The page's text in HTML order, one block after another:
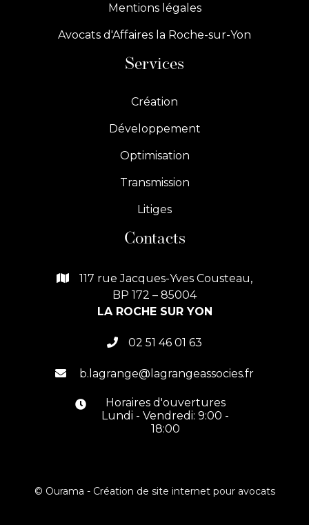
Mentions légales
Avocats d'Affaires la Roche-sur-Yon
Services
Création
Développement
Optimisation
Transmission
Litiges
Contacts

117 rue Jacques-Yves Cousteau,
BP 172 – 85004
LA ROCHE SUR YON
 02 51 46 01 63
 b.lagrange@lagrangeassocies.fr

Horaires d'ouvertures
Lundi - Vendredi: 9:00 -
18:00
© Ourama - Création de site internet pour avocats